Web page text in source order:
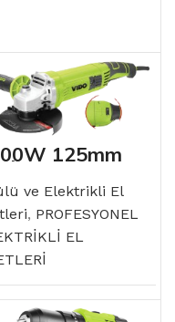
125mm
ve Elektrikli El
, PROFESYONEL
EL